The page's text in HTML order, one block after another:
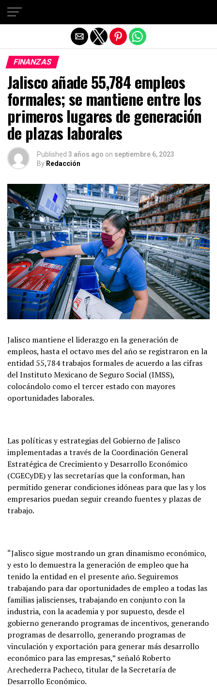
FINANZAS
Jalisco añade 55,784 empleos
formales; se mantiene entre los
primeros lugares de generación
de plazas laborales
Published 3 años ago on septiembre 6, 2023
By Redacción
Jalisco mantiene el liderazgo en la generación de
empleos, hasta el octavo mes del año se registraron en la
entidad 55,784 trabajos formales de acuerdo a las cifras
del Instituto Mexicano de Seguro Social (IMSS),
colocándolo como el tercer estado con mayores
oportunidades laborales.
Las políticas y estrategias del Gobierno de Jalisco
implementadas a través de la Coordinación General
Estratégica de Crecimiento y Desarrollo Económico
(CGECyDE) y las secretarías que la conforman, han
permitido generar condiciones idóneas para que las y los
empresarios puedan seguir creando fuentes y plazas de
trabajo.
“Jalisco sigue mostrando un gran dinamismo económico,
y esto lo demuestra la generación de empleo que ha
tenido la entidad en el presente año. Seguiremos
trabajando para dar oportunidades de empleo a todas las
familias jaliscienses, trabajando en conjunto con la
industria, con la academia y por supuesto, desde el
gobierno generando programas de incentivos, generando
programas de desarrollo, generando programas de
vinculación y exportación para generar más desarrollo
económico para las empresas,” señaló Roberto
Arechederra Pacheco, titular de la Secretaría de
Desarrollo Económico.